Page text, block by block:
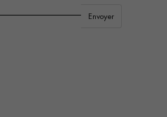
Envoyer